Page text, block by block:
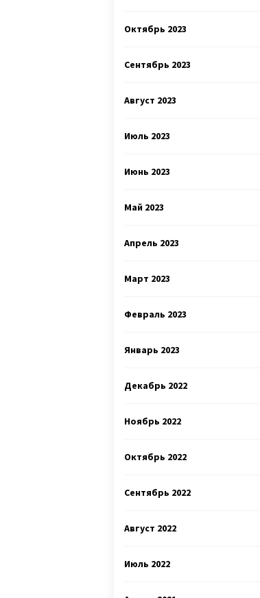
Октябрь 2023
Сентябрь 2023
Август 2023
Июль 2023
Июнь 2023
Май 2023
Апрель 2023
Март 2023
Февраль 2023
Январь 2023
Декабрь 2022
Ноябрь 2022
Октябрь 2022
Сентябрь 2022
Август 2022
Июль 2022